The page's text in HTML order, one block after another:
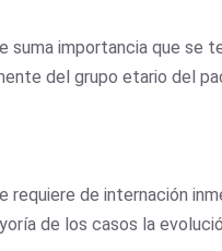
suma importancia que
del grupo etario del
de internación
de los casos la